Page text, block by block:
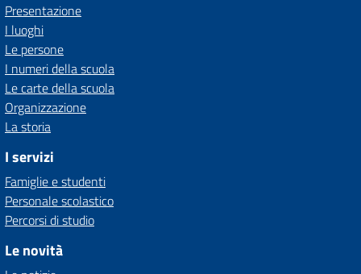
Presentazione
I luoghi
Le persone
I numeri della scuola
Le carte della scuola
Organizzazione
La storia
I servizi
Famiglie e studenti
Personale scolastico
Percorsi di studio
Le novità